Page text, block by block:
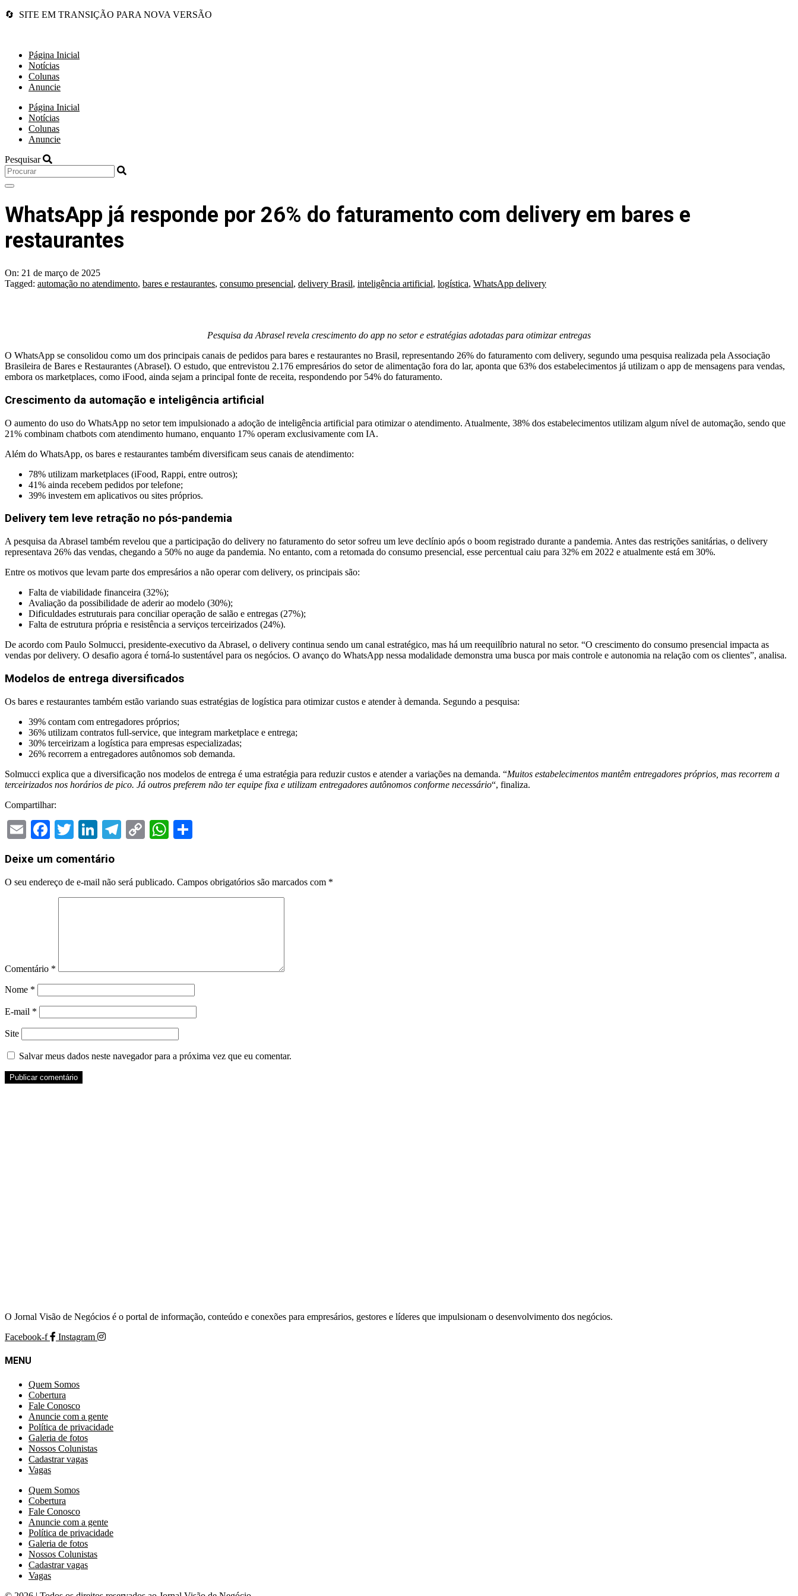
🔄 SITE EM TRANSIÇÃO PARA NOVA VERSÃO
Página Inicial
Notícias
Colunas
Anuncie
Página Inicial
Notícias
Colunas
Anuncie
Pesquisar
WhatsApp já responde por 26% do faturamento com delivery em bares e
restaurantes
On: 21 de março de 2025
Tagged: automação no atendimento, bares e restaurantes, consumo presencial, delivery Brasil, inteligência artificial, logística, WhatsApp delivery
Pesquisa da Abrasel revela crescimento do app no setor e estratégias adotadas para otimizar entregas
O WhatsApp se consolidou como um dos principais canais de pedidos para bares e restaurantes no Brasil, representando 26% do faturamento com delivery, segundo uma pesquisa realizada pela Associação
Brasileira de Bares e Restaurantes (Abrasel). O estudo, que entrevistou 2.176 empresários do setor de alimentação fora do lar, aponta que 63% dos estabelecimentos já utilizam o app de mensagens para vendas,
embora os marketplaces, como iFood, ainda sejam a principal fonte de receita, respondendo por 54% do faturamento.
Crescimento da automação e inteligência artificial
O aumento do uso do WhatsApp no setor tem impulsionado a adoção de inteligência artificial para otimizar o atendimento. Atualmente, 38% dos estabelecimentos utilizam algum nível de automação, sendo que
21% combinam chatbots com atendimento humano, enquanto 17% operam exclusivamente com IA.
Além do WhatsApp, os bares e restaurantes também diversificam seus canais de atendimento:
78% utilizam marketplaces (iFood, Rappi, entre outros);
41% ainda recebem pedidos por telefone;
39% investem em aplicativos ou sites próprios.
Delivery tem leve retração no pós-pandemia
A pesquisa da Abrasel também revelou que a participação do delivery no faturamento do setor sofreu um leve declínio após o boom registrado durante a pandemia. Antes das restrições sanitárias, o delivery
representava 26% das vendas, chegando a 50% no auge da pandemia. No entanto, com a retomada do consumo presencial, esse percentual caiu para 32% em 2022 e atualmente está em 30%.
Entre os motivos que levam parte dos empresários a não operar com delivery, os principais são:
Falta de viabilidade financeira (32%);
Avaliação da possibilidade de aderir ao modelo (30%);
Dificuldades estruturais para conciliar operação de salão e entregas (27%);
Falta de estrutura própria e resistência a serviços terceirizados (24%).
De acordo com Paulo Solmucci, presidente-executivo da Abrasel, o delivery continua sendo um canal estratégico, mas há um reequilíbrio natural no setor. “O crescimento do consumo presencial impacta as
vendas por delivery. O desafio agora é torná-lo sustentável para os negócios. O avanço do WhatsApp nessa modalidade demonstra uma busca por mais controle e autonomia na relação com os clientes”, analisa.
Modelos de entrega diversificados
Os bares e restaurantes também estão variando suas estratégias de logística para otimizar custos e atender à demanda. Segundo a pesquisa:
39% contam com entregadores próprios;
36% utilizam contratos full-service, que integram marketplace e entrega;
30% terceirizam a logística para empresas especializadas;
26% recorrem a entregadores autônomos sob demanda.
Solmucci explica que a diversificação nos modelos de entrega é uma estratégia para reduzir custos e atender a variações na demanda. “Muitos estabelecimentos mantêm entregadores próprios, mas recorrem a
terceirizados nos horários de pico. Já outros preferem não ter equipe fixa e utilizam entregadores autônomos conforme necessário“, finaliza.
Compartilhar:
EmailFacebook
TwitterLinkedIn
Telegram
CopyWhatsApp
2025-
21
Deixe um comentário
O seu endereço de e-mail não será publicado. Campos obrigatórios são marcados com *
Comentário *
Nome *
E-mail *
Site
Salvar meus dados neste navegador para a próxima vez que eu comentar.
O Jornal Visão de Negócios é o portal de informação, conteúdo e conexões para empresários, gestores e líderes que impulsionam o desenvolvimento dos negócios.
Facebook-f
Instagram
MENU
Quem Somos
Cobertura
Fale Conosco
Anuncie com a gente
Política de privacidade
Galeria de fotos
Nossos Colunistas
Cadastrar vagas
Vagas
Quem Somos
Cobertura
Fale Conosco
Anuncie com a gente
Política de privacidade
Galeria de fotos
Nossos Colunistas
Cadastrar vagas
Vagas